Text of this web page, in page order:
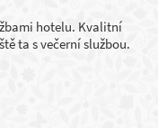
hotelu. Kvalitní
ta s večerní službou.